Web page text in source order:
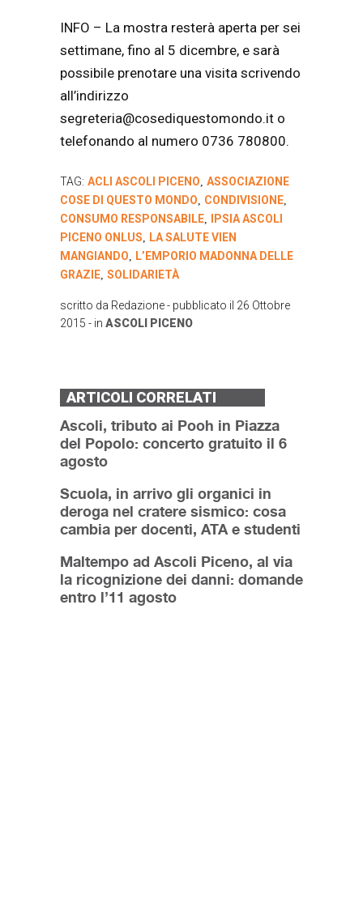
INFO – La mostra resterà aperta per sei
settimane, fino al 5 dicembre, e sarà
possibile prenotare una visita scrivendo
all’indirizzo
segreteria@cosediquestomondo.it o
telefonando al numero 0736 780800.
TAG: ACLI ASCOLI PICENO, ASSOCIAZIONE
COSE DI QUESTO MONDO, CONDIVISIONE,
CONSUMO RESPONSABILE,
IPSIA ASCOLI
PICENO ONLUS, LA SALUTE VIEN
MANGIANDO, L’EMPORIO MADONNA DELLE
GRAZIE, SOLIDARIETÀ
scritto da Redazione- pubblicato il 26 Ottobre
2015 - in ASCOLI PICENO
ARTICOLI CORRELATI
Ascoli, tributo ai Pooh in Piazza
del Popolo: concerto gratuito il 6
agosto
Scuola, in arrivo gli organici in
deroga nel cratere sismico: cosa
cambia per docenti, ATA e studenti
Maltempo ad Ascoli Piceno, al via
la ricognizione dei danni: domande
entro l’11 agosto